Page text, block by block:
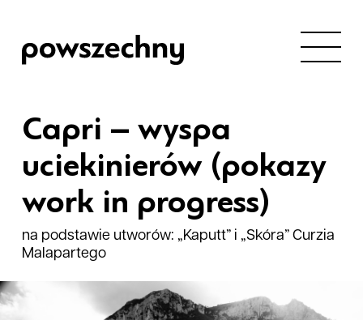
Capri – wyspa
uciekinierów (pokazy
work in progress)
na podstawie utworów: „Kaputt” i „Skóra” Curzia
Malapartego